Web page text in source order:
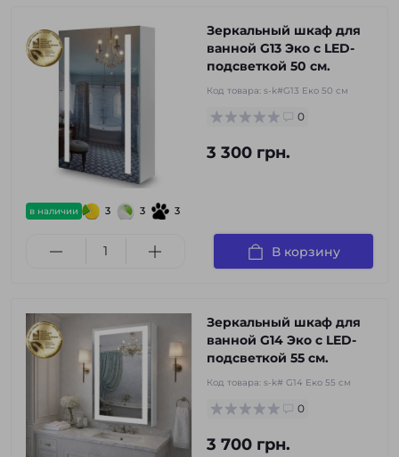
в наличии 3 3 3
Зеркальный шкаф для
ванной G13 Эко с LED-
подсветкой 50 см.
Код товара: s-k#G13 Еко 50 см
0
3 300 грн.
В корзину
Зеркальный шкаф для
ванной G14 Эко с LED-
подсветкой 55 см.
Код товара: s-k# G14 Еко 55 см
0
3 700 грн.